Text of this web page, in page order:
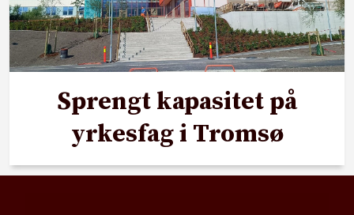
Sprengt kapasitet på
yrkesfag i Tromsø